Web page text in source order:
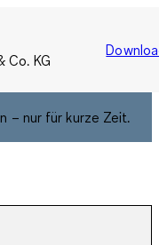
Co. KG
– nur für kurze Zeit.